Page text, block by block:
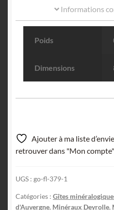
Informations
Poids
Dimensions
Ajouter à ma liste
retrouver dans "Mon
UGS : go-fl-379-1
Catégories : Gîtes
d'Auvergne, Minéraux Deyrolle,